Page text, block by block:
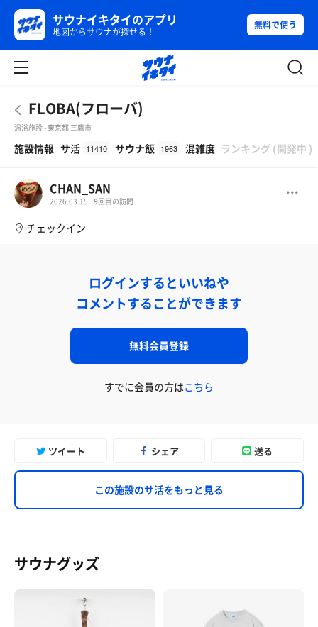
サウナイキタイのアプリ
地図からサウナが探せる！
無料で使う
FLOBA(フローバ)
温浴施設 - 東京都 三鷹市
施設情報 サ活 11410 サウナ飯 1963 混雑度 ランキング (開発中 )
CHAN_SAN
2026.03.15 9回目の訪問
チェックイン
ログインするといいねや
コメントすることができます
無料会員登録
すでに会員の方はこちら
ツイート シェア 送る
この施設のサ活をもっと見る
サウナグッズ